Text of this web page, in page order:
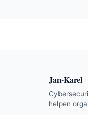
Jan-Karel
helpen